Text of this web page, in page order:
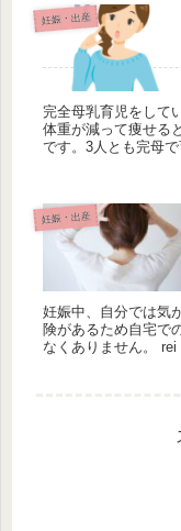
妊娠・出産
完全母乳育児をして
体重が減って痩せる
です。3人とも完母
妊娠・出産
妊娠中、自分では気
険があるため自宅で
なくありません。 rei